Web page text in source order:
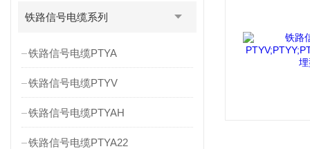
铁路信号电缆系列
铁路信号电缆PTYA
铁路信号电缆PTYV
铁路信号电缆PTYAH
铁路信号电缆PTYA22